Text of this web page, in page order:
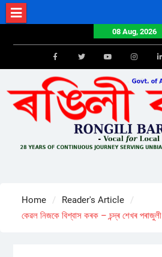
Skip
to
08 Aug, 2026
FacebookTwitterYoutube
Home
Reader's Article
কেৱল নিজকে বিশ্বাস কৰক – চন্দ্ৰ শেখৰ পৰাজুলী